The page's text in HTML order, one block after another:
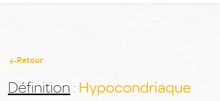
Retour
Définition : Hypocondriaque